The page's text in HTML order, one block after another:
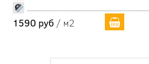
1590 руб / м2